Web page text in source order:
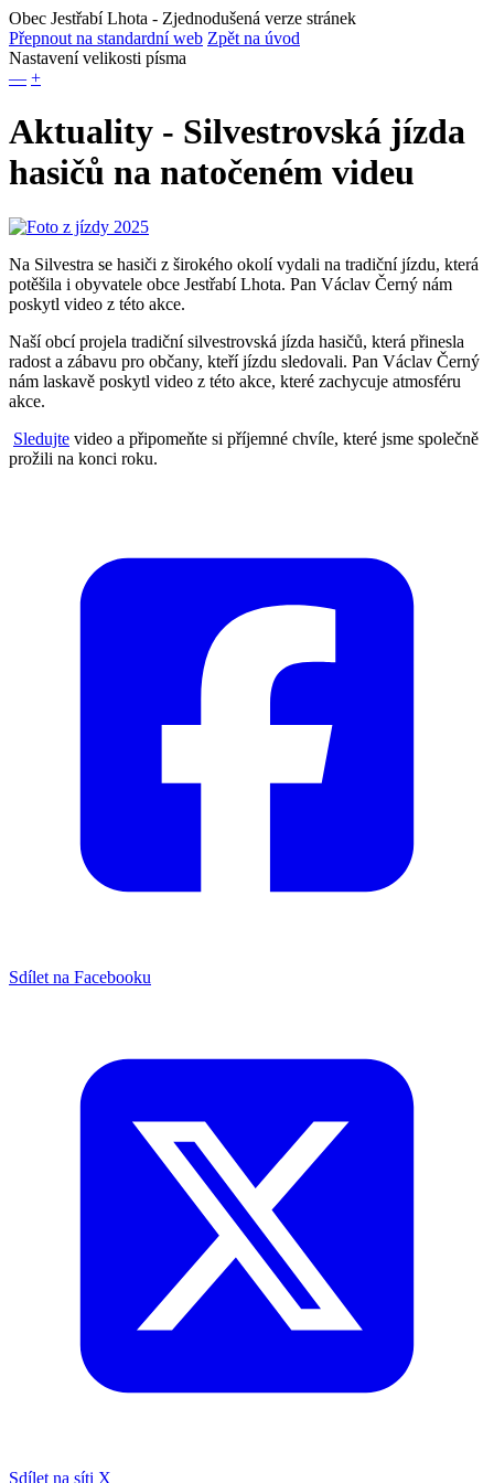
Obec Jestřabí Lhota - Zjednodušená verze stránek
Přepnout na standardní web Zpět na úvod
Nastavení velikosti písma
— +
Aktuality - Silvestrovská jízda
hasičů na natočeném videu
Na Silvestra se hasiči z širokého okolí vydali na tradiční jízdu, která
potěšila i obyvatele obce Jestřabí Lhota. Pan Václav Černý nám
poskytl video z této akce.
Naší obcí projela tradiční silvestrovská jízda hasičů, která přinesla
radost a zábavu pro občany, kteří jízdu sledovali. Pan Václav Černý
nám laskavě poskytl video z této akce, které zachycuje atmosféru
akce.
Sledujte video a připomeňte si příjemné chvíle, které jsme společně
prožili na konci roku.
Sdílet na Facebooku
Sdílet na síti X